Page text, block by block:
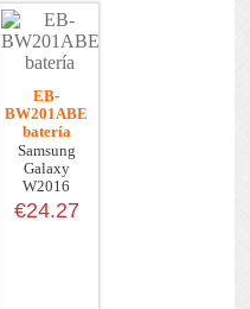
EB-
BW201ABE
batería
Samsung
Galaxy
W2016
€24.27